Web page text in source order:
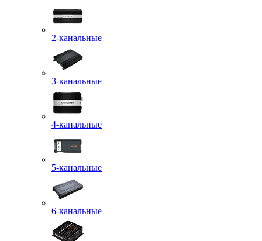
2-канальные
3-канальные
4-канальные
5-канальные
6-канальные